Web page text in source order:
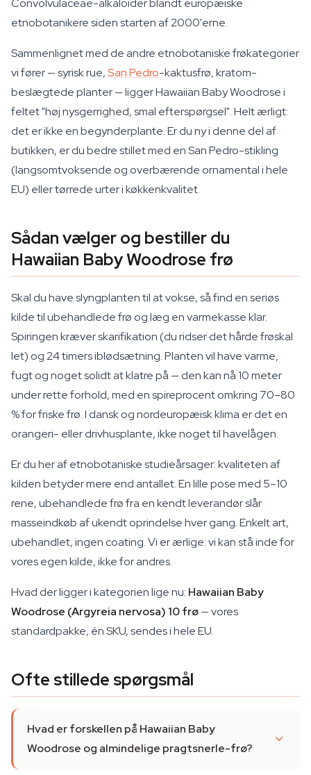
Convolvulaceae-alkaloider blandt europæiske
etnobotanikere siden starten af 2000'erne.
Sammenlignet med de andre etnobotaniske frøkategorier
vi fører — syrisk rue,San Pedro-kaktusfrø, kratom-
beslægtede planter — ligger Hawaiian Baby Woodrose i
feltet "høj nysgerrighed, smal efterspørgsel". Helt ærligt:
det er ikke en begynderplante. Er du ny i denne del af
butikken, er du bedre stillet med en San Pedro-stikling
(langsomtvoksende og overbærende ornamental i hele
EU) eller tørrede urter i køkkenkvalitet.
Sådan vælger og bestiller du
Hawaiian Baby Woodrose frø
Skal du have slyngplanten til at vokse, så find en seriøs
kilde til ubehandlede frø og læg en varmekasse klar.
Spiringen kræver skarifikation (du ridser det hårde frøskal
let) og 24 timers iblødsætning. Planten vil have varme,
fugt og noget solidt at klatre på — den kan nå 10 meter
under rette forhold, med en spireprocent omkring 70–80
% for friske frø. I dansk og nordeuropæisk klima er det en
orangeri- eller drivhusplante, ikke noget til havelågen.
Er du her af etnobotaniske studieårsager: kvaliteten af
kilden betyder mere end antallet. En lille pose med 5–10
rene, ubehandlede frø fra en kendt leverandør slår
masseindkøb af ukendt oprindelse hver gang. Enkelt art,
ubehandlet, ingen coating. Vi er ærlige: vi kan stå inde for
vores egen kilde, ikke for andres.
Hvad der ligger i kategorien lige nu: Hawaiian Baby
Woodrose (Argyreia nervosa) 10 frø— vores
standardpakke, én SKU, sendes i hele EU.
Ofte stillede spørgsmål
Hvad er forskellen på Hawaiian Baby
Woodrose og almindelige pragtsnerle-frø?